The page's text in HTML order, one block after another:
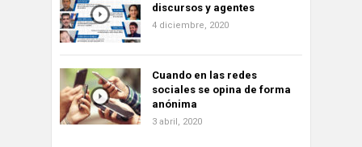
discursos y agentes
4 diciembre, 2020
Cuando en las redes
sociales se opina de forma
anónima
3 abril, 2020